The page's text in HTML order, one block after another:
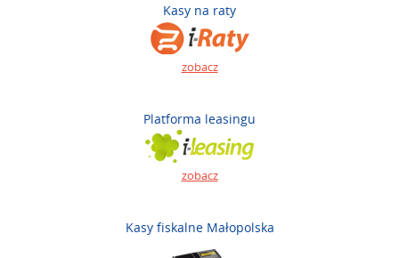
Kasy na raty
zobacz
Platforma leasingu
zobacz
Kasy fiskalne Małopolska